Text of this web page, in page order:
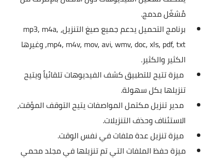
مُشغّل مدمج.
برنامج التحميل يدعم جميع صيغ التنزيل، mp3, m4a,
mp4, m4v, mov, avi, wmv, doc, xls, pdf, txt, وغيرها
الكثير والكثير.
ميزة تتيح للتطبيق كشف الفيديوهات تلقائياً ويتيح
تنزيلها بكل سهولة.
مدير تنزيل مكتمل المواصفات يتيح التوقف المؤقت،
الاستئناف وحذف التنزيلات.
ميزة تنزيل عدة ملفات في نفس الوقت.
ميزة حفظ الملفات التي تم تنزيلها في مجلد محمي